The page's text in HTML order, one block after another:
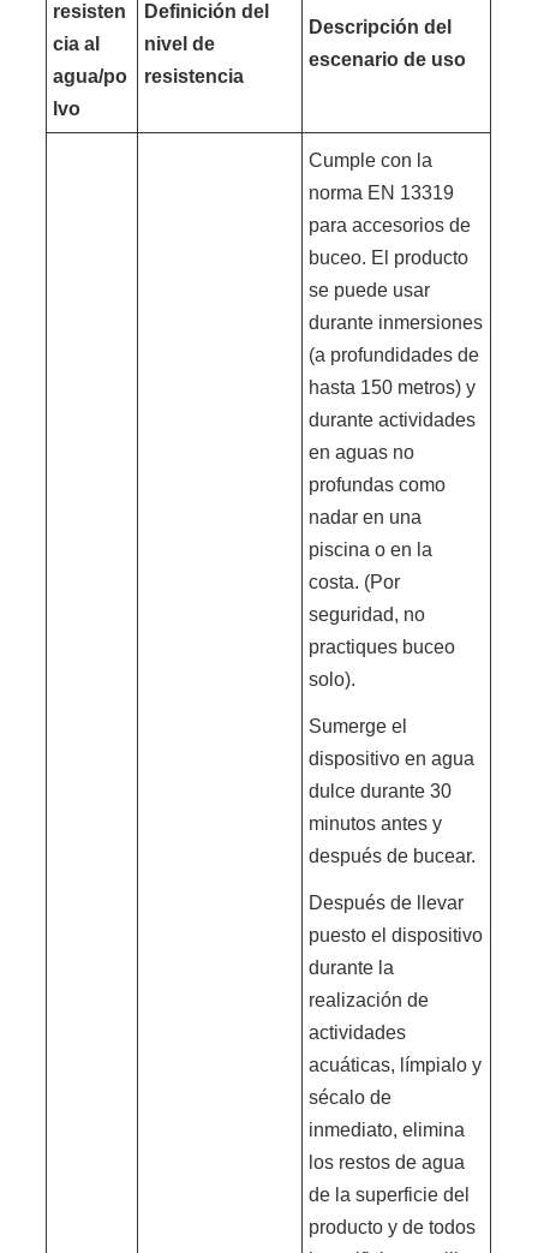
resisten
cia al
agua/po
lvo
Definición del
nivel de
resistencia
Descripción del
escenario de uso
Cumple con la
norma EN 13319
para accesorios de
buceo. El producto
se puede usar
durante inmersiones
(a profundidades de
hasta 150 metros) y
durante actividades
en aguas no
profundas como
nadar en una
piscina o en la
costa. (Por
seguridad, no
practiques buceo
solo).
Sumerge el
dispositivo en agua
dulce durante 30
minutos antes y
después de bucear.
Después de llevar
puesto el dispositivo
durante la
realización de
actividades
acuáticas, límpialo y
sécalo de
inmediato, elimina
los restos de agua
de la superficie del
producto y de todos